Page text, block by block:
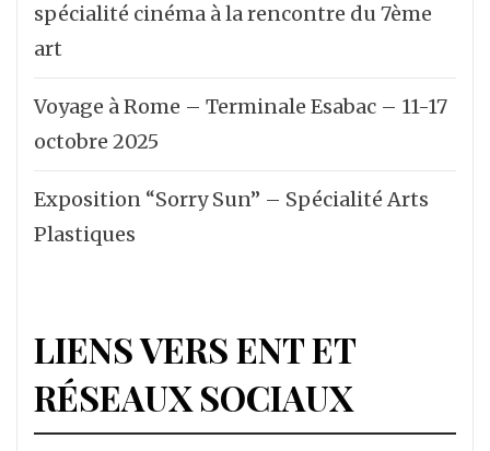
spécialité cinéma à la rencontre du 7ème
art
Voyage à Rome – Terminale Esabac – 11-17
octobre 2025
Exposition “Sorry Sun” – Spécialité Arts
Plastiques
LIENS VERS ENT ET
RÉSEAUX SOCIAUX